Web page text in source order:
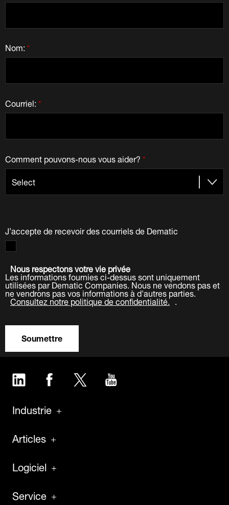
*
Nom:
*
Courriel:
*
Comment pouvons-nous vous aider?
J’accepte de recevoir des courriels de Dematic
Nous respectons votre vie privée
Les informations fournies ci-dessus sont uniquement
utilisées par Dematic Companies. Nous ne vendons pas et
ne vendrons pas vos informations à d'autres parties.
Consultez notre politique de confidentialité. .
Soumettre
LinkedIn Facebook Twitter
Industrie
Articles
Logiciel
Service